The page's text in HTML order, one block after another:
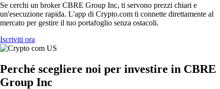
Se cerchi un broker CBRE Group Inc, ti servono prezzi chiari e
un'esecuzione rapida. L'app di Crypto.com ti connette direttamente al
mercato per gestire il tuo portafoglio senza ostacoli.
Iscriviti ora
Perché scegliere noi per investire in CBRE
Group Inc